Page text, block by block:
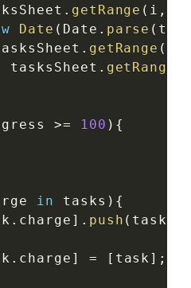
. getRange ( i ,
Date ( Date . parse (
. getRange (
tasksSheet . getRange
>= 100 ) {
in tasks ) {
. charge ] . push ( task
. charge ] = [ task ] ;